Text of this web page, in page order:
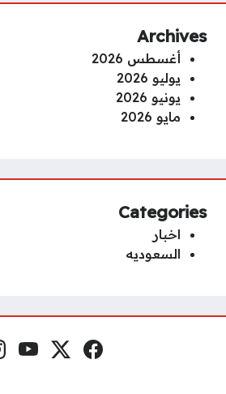
Archives
أغسطس 2026
يوليو 2026
يونيو 2026
مايو 2026
Categories
اخبار
السعوديه
مواقع فيسبوكمنصة إكس